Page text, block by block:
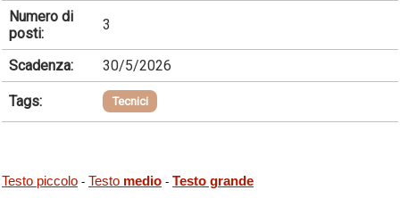
Numero di
posti:
3
Scadenza: 30/5/2026
Tags: Tecnici
Testo piccolo - Testo medio - Testo grande